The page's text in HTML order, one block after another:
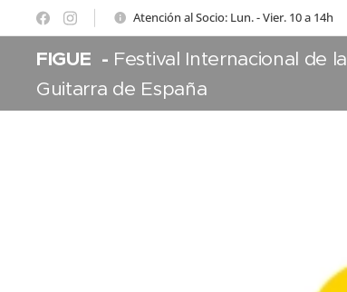
Atención al Socio: Lun. - Vier. 10 a 14h
FIGUE - Festival Internacional de la
Guitarra de España